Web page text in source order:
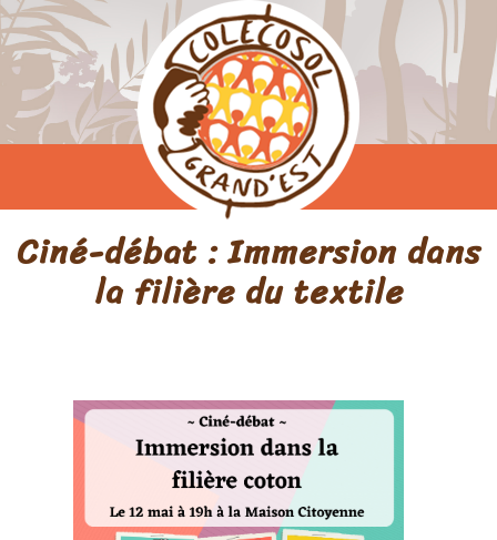
Ciné-débat : Immersion dans
la filière du textile